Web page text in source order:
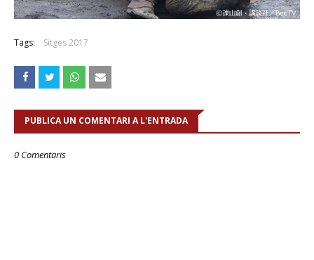
Tags: Sitges 2017
PUBLICA UN COMENTARI A L'ENTRADA
0 Comentaris